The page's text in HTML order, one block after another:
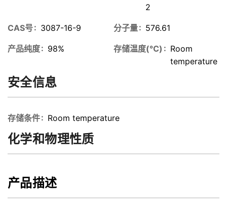
2
CAS号 3087-16-9 分子量 576.61
产品纯度 98% 存储温度(℃)
Room
temperature
安全信息
存储条件 Room temperature
化学和物理性质
产品描述